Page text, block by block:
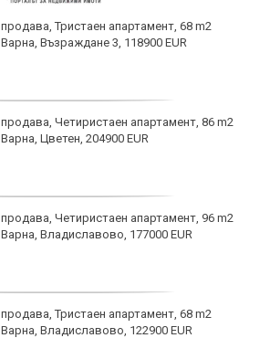
продава, Тристаен апартамент, 68 m2
Варна, Възраждане 3, 118900 EUR
продава, Четиристаен апартамент, 86 m2
Варна, Цветен, 204900 EUR
продава, Четиристаен апартамент, 96 m2
Варна, Владиславово, 177000 EUR
продава, Тристаен апартамент, 68 m2
Варна, Владиславово, 122900 EUR